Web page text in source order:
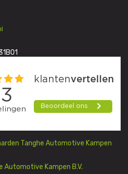
Tanghe Automotive Kampen
Automotive Kampen B.V.